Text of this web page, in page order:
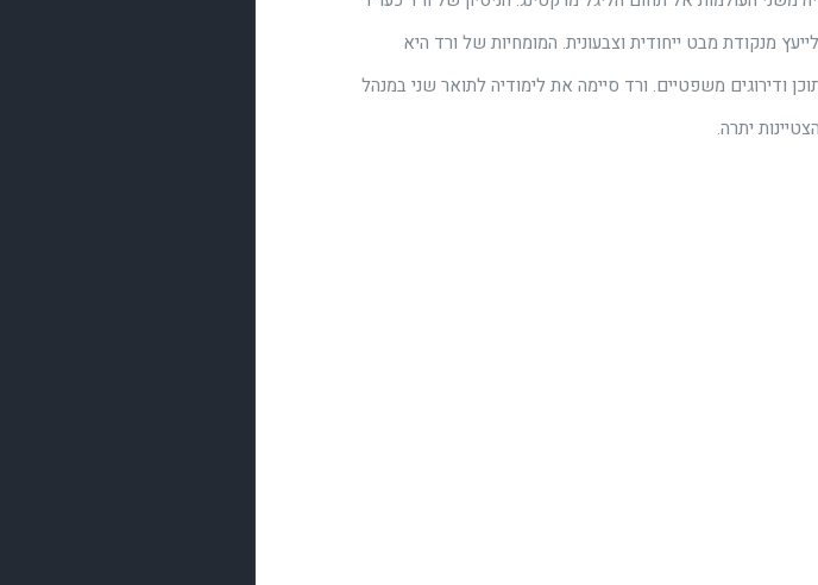
מנקודת מבט ייחודית וצבעונית. המומחיות של ורד היא
ודירוגים משפטיים. ורד סיימה את לימודיה לתואר שני במנהל
יתרה.